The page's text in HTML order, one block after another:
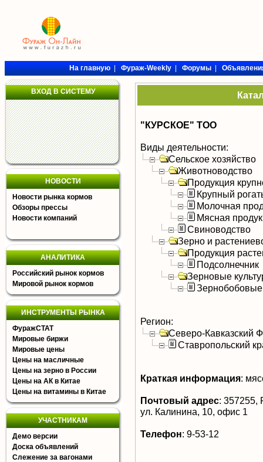
На главную|Фураж-Weekly|Форумы|
ВХОД В СИСТЕМУ
НОВОСТИ
Новости рынка кормов
Обзоры прессы
Новости компаний
АНАЛИТИКА
Российский рынок кормов
Мировой рынок кормов
ИНСТРУМЕНТЫ РЫНКА
ФуражСТАТ
Мировые биржи
Мировые цены
Цены на масличные
Цены на зерно в России
Цены на АК в Китае
Цены на витамины в Китае
УЧАСТНИКАМ
Демо версии
Доска объявлений
Слежение за вагонами
"КУРСКОЕ" ТОО
Виды деятельности:
Сельское хозяйство
Животноводство
Продукция
Крупный
Молочная
Мясная
Свиноводство
Зерно и
Продукция
Подсолнечник
Зерновые
Зернобобовые
Регион:
Северо-Кавказский
Ставропольский
Краткая информация:
Почтовый адрес: 357255,
ул. Калинина, 10, офис 1
Телефон: 9-53-12